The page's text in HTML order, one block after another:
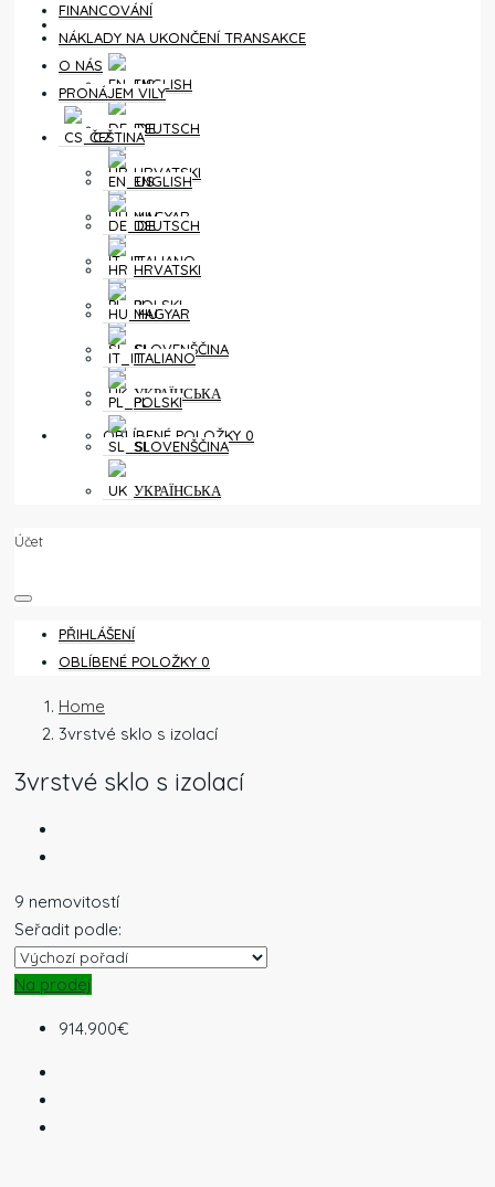
ČEŠTINA
ENGLISH
DEUTSCH
HRVATSKI
MAGYAR
ITALIANO
POLSKI
SLOVENŠČINA
УКРАЇНСЬКА
OBLÍBENÉ POLOŽKY 0
FINANCOVÁNÍ
NÁKLADY NA UKONČENÍ TRANSAKCE
O NÁS
PRONÁJEM VILY
ČEŠTINA
ENGLISH
DEUTSCH
HRVATSKI
MAGYAR
ITALIANO
POLSKI
SLOVENŠČINA
УКРАЇНСЬКА
Účet
PŘIHLÁŠENÍ
OBLÍBENÉ POLOŽKY 0
Home
3vrstvé sklo s izolací
3vrstvé sklo s izolací
9 nemovitostí
Seřadit podle:
Na prodej
914.900€